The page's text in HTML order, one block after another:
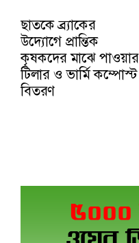
ছাতকে ব্র্যাকের
উদ্যোগে প্রান্তিক
কৃষকদের মাঝে পাওয়ার
টিলার ও ভার্মি কম্পোস্ট
বিতরণ